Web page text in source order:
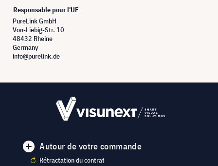
Responsable pour l'UE
PureLink GmbH
Von-Liebig-Str. 10
48432 Rheine
Germany
info@purelink.de
Autour de votre commande
Rétractation du contrat